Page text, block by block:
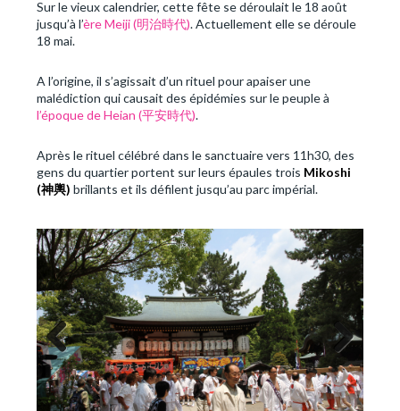
Sur le vieux calendrier, cette fête se déroulait le 18 août
jusqu’à l’ère Meiji (明治時代). Actuellement elle se déroule
18 mai.
A l’origine, il s’agissait d’un rituel pour apaiser une
malédiction qui causait des épidémies sur le peuple à
l’époque de Heian (平安時代).
Après le rituel célébré dans le sanctuaire vers 11h30, des
gens du quartier portent sur leurs épaules trois Mikoshi
(神輿) brillants et ils défilent jusqu’au parc impérial.
Previous Next